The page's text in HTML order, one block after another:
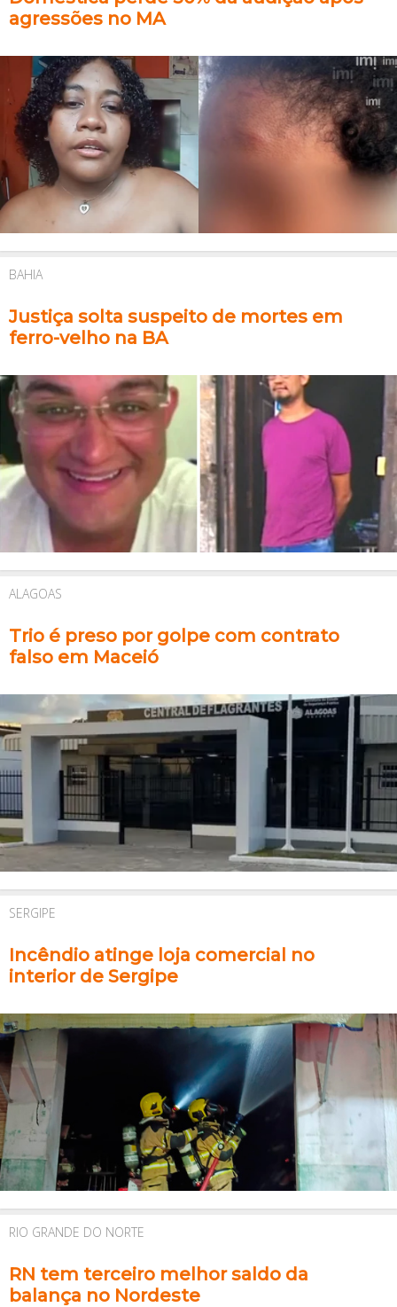
agressões no MA
BAHIA
Justiça solta suspeito de mortes em
ferro-velho na BA
ALAGOAS
Trio é preso por golpe com contrato
falso em Maceió
SERGIPE
Incêndio atinge loja comercial no
interior de Sergipe
RIO GRANDE DO NORTE
RN tem terceiro melhor saldo da
balança no Nordeste